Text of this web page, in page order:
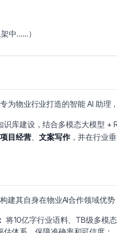
中……）
为物业行业打造的智能 AI 助理
识库建设，结合多模态大模型 +
项目经营、 文案写作，并在行业
建其自身在物业AI合作领域优势
将10亿字行业语料、TB级多模